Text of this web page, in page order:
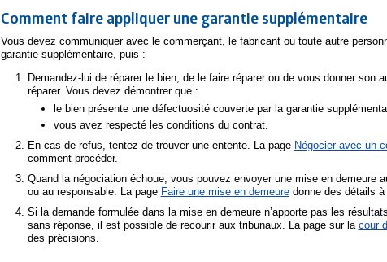
Comment faire appliquer une garantie supplémentaire
Vous devez communiquer avec le commerçant, le fabricant ou toute autre
garantie supplémentaire, puis :
Demandez-lui de réparer le bien, de le faire réparer ou de vous donner son
réparer. Vous devez démontrer que :
le bien présente une défectuosité couverte par la garantie
vous avez respecté les conditions du contrat.
En cas de refus, tentez de trouver une entente. La page Négocier avec un
comment procéder.
Quand la négociation échoue, vous pouvez envoyer une mise en demeure
ou au responsable. La page Faire une mise en demeuredonne des détails à
Si la demande formulée dans la mise en demeure n’apporte pas les
sans réponse, il est possible de recourir aux tribunaux. La page sur la cour
des précisions.